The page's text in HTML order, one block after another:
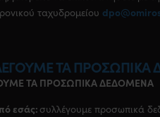
ταχυδρομείου
ΤΑ
ΤΑ ΠΡΟΣΩΠΙΚΑ ΔΕΔΟΜΕΝΑ
εσάς: συλλέγουμε προσωπικά